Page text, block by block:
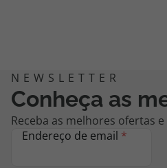
Conheça as
Receba as melhores ofertas
Endereço de email *